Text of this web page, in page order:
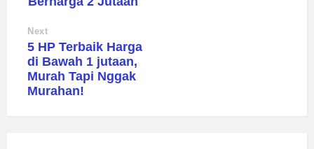
Next
5 HP Terbaik Harga
di Bawah 1 jutaan,
Murah Tapi Nggak
Murahan!